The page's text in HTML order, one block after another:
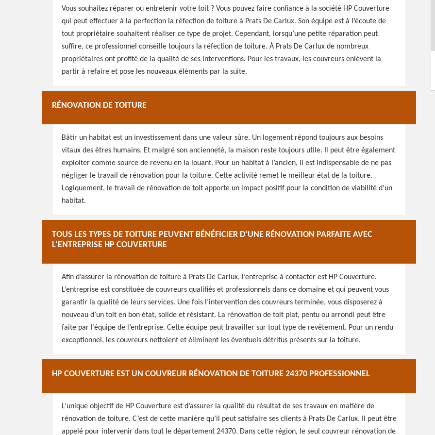
Vous souhaitez réparer ou entretenir votre toit ? Vous pouvez faire confiance à la société HP Couverture
qui peut effectuer à la perfection la réfection de toiture à Prats De Carlux. Son équipe est à l’écoute de
tout propriétaire souhaitent réaliser ce type de projet. Cependant, lorsqu’une petite réparation peut
suffire, ce professionnel conseille toujours la réfection de toiture. À Prats De Carlux de nombreux
propriétaires ont profité de la qualité de ses interventions. Pour les travaux, les couvreurs enlèvent la
partir à refaire et pose les nouveaux éléments par la suite.
RÉNOVATION DE TOITURE
Bâtir un habitat est un investissement dans une valeur sûre. Un logement répond toujours aux besoins
vitaux des êtres humains. Et malgré son ancienneté, la maison reste toujours utile. Il peut être également
exploiter comme source de revenu en la louant. Pour un habitat à l’ancien, il est indispensable de ne pas
négliger le travail de rénovation pour la toiture. Cette activité remet le meilleur état de la toiture.
Logiquement, le travail de rénovation de toit apporte un impact positif pour la condition de viabilité d’un
habitat.
TOUS LES TYPES DE TOITURE PEUVENT BÉNÉFICIER D’UNE RÉNOVATION PARFAITE AVEC
L’ENTREPRISE HP COUVERTURE
Afin d’assurer la rénovation de toiture à Prats De Carlux, l’entreprise à contacter est HP Couverture.
L’entreprise est constituée de couvreurs qualifiés et professionnels dans ce domaine et qui peuvent vous
garantir la qualité de leurs services. Une fois l’intervention des couvreurs terminée, vous disposerez à
nouveau d’un toit en bon état, solide et résistant. La rénovation de toit plat, pentu ou arrondi peut être
faite par l’équipe de l’entreprise. Cette équipe peut travailler sur tout type de revêtement. Pour un rendu
exceptionnel, les couvreurs nettoient et éliminent les éventuels détritus présents sur la toiture.
HP COUVERTURE EST UN COUVREUR RÉNOVATION DE TOITURE 24370 PROFESSIONNEL
L’unique objectif de HP Couverture est d’assurer la qualité du résultat de ses travaux en matière de
rénovation de toiture. C’est de cette manière qu’il peut satisfaire ses clients à Prats De Carlux. Il peut être
appelé pour intervenir dans tout le département 24370. Dans cette région, le seul couvreur rénovation de